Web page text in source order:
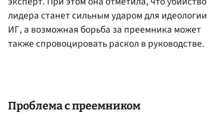
лидера станет сильным ударом для идеологии
ИГ, а возможная борьба за преемника может
также спровоцировать раскол в руководстве.
Проблема с преемником